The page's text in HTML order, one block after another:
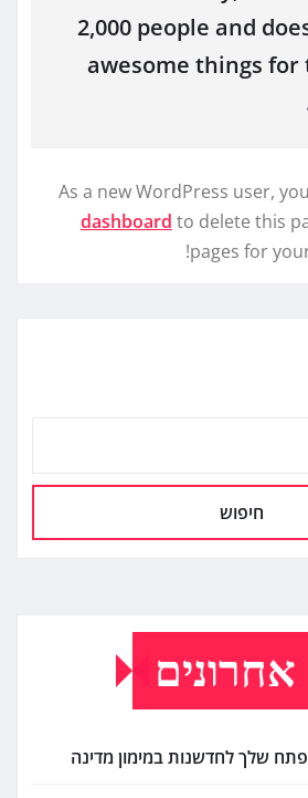
2,000 people and
awesome things for
As a new WordPress user,
dashboard to delete this
pages for
חיפוש
שלך לחדשנות במימון מדינה